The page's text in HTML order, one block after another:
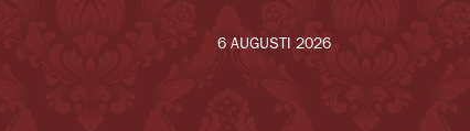
6 AUGUSTI 2026